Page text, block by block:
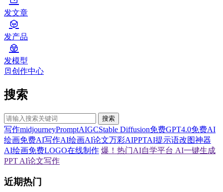
发文章
发产品
发模型
创作中心
搜索
搜索
写作midjourneyPromptAIGCStable Diffusion免费GPT4.0免费AI
绘画免费AI写作AI绘画AI论文万彩AIPPTAI提示语改图神器
AI绘画免费LOGO在线制作 爆！热门AI自学平台 AI一键生成
PPT AI论文写作
近期热门